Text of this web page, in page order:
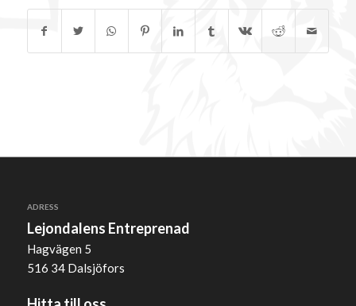
ADRESS
Lejondalens Entreprenad
Hagvägen 5
516 34 Dalsjöfors